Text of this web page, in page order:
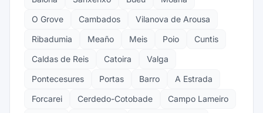
O Grove
Cambados
Vilanova de Arousa
Ribadumia
Meaño Meis Poio
Cuntis
Caldas de Reis
Catoira
Valga
Pontecesures
Portas Barro
A Estrada
Forcarei
Cerdedo-Cotobade
Campo Lameiro